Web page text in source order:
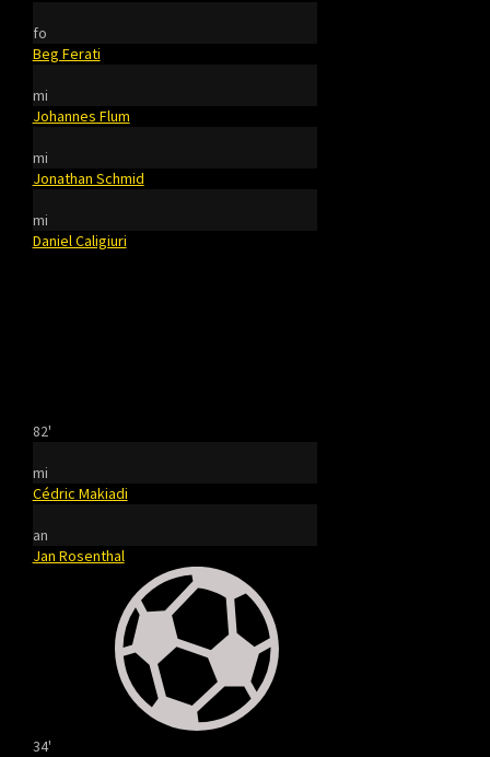
fo
Beg Ferati
mi
Johannes Flum
mi
Jonathan Schmid
mi
Daniel Caligiuri
82'
mi
Cédric Makiadi
an
Jan Rosenthal
34'